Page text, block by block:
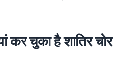
कर चुका है शातिर चोर